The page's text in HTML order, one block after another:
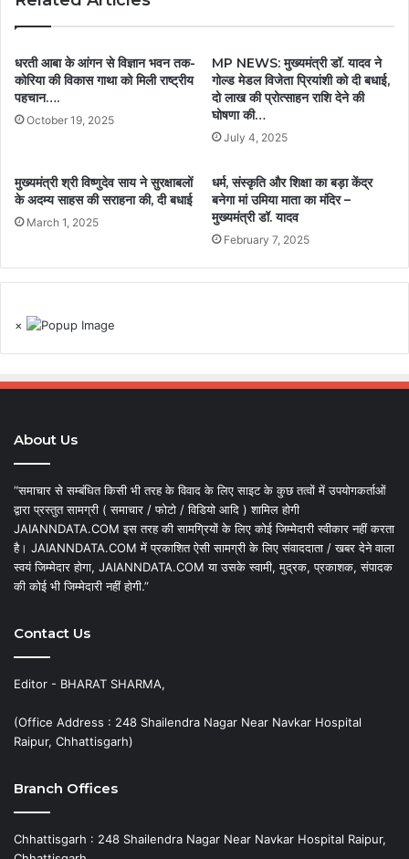
धरती आबा के आंगन से विज्ञान भवन तक-
कोरिया की विकास गाथा को मिली राष्ट्रीय
पहचान….
October 19, 2025
MP NEWS: मुख्यमंत्री डॉ. यादव ने
गोल्ड मेडल विजेता प्रियांशी को दी बधाई,
दो लाख की प्रोत्साहन राशि देने की
घोषणा की…
July 4, 2025
मुख्यमंत्री श्री विष्णुदेव साय ने सुरक्षाबलों
के अदम्य साहस की सराहना की, दी बधाई
March 1, 2025
धर्म, संस्कृति और शिक्षा का बड़ा केंद्र
बनेगा मां उमिया माता का मंदिर –
मुख्यमंत्री डॉ. यादव
February 7, 2025
×
About Us
“समाचार से सम्बंधित किसी भी तरह के विवाद के लिए साइट के कुछ तत्वों में उपयोगकर्ताओं
द्वारा प्रस्तुत सामग्री ( समाचार / फोटो / विडियो आदि ) शामिल होगी
JAIANNDATA.COM इस तरह की सामग्रियों के लिए कोई जिम्मेदारी स्वीकार नहीं करता
है। JAIANNDATA.COM में प्रकाशित ऐसी सामग्री के लिए संवाददाता / खबर देने वाला
स्वयं जिम्मेदार होगा, JAIANNDATA.COM या उसके स्वामी, मुद्रक, प्रकाशक, संपादक
की कोई भी जिम्मेदारी नहीं होगी.”
Contact Us
Editor - BHARAT SHARMA,
(Office Address : 248 Shailendra Nagar Near Navkar Hospital
Raipur, Chhattisgarh)
Branch Offices
Chhattisgarh : 248 Shailendra Nagar Near Navkar Hospital Raipur,